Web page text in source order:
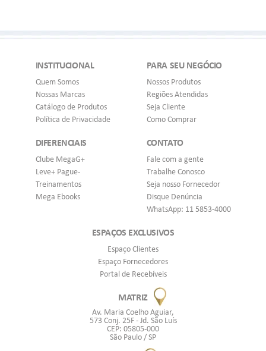
INSTITUCIONAL
Quem Somos
Nossas Marcas
Catálogo de Produtos
Política de Privacidade
PARA SEU NEGÓCIO
Nossos Produtos
Regiões Atendidas
Seja Cliente
Como Comprar
DIFERENCIAIS
Clube MegaG+
Leve+ Pague-
Treinamentos
Mega Ebooks
CONTATO
Fale com a gente
Trabalhe Conosco
Seja nosso Fornecedor
Disque Denúncia
WhatsApp: 11 5853-4000
ESPAÇOS EXCLUSIVOS
Espaço Clientes
Espaço Fornecedores
Portal de Recebíveis
MATRIZ
Av. Maria Coelho Aguiar,
573 Conj. 25F - Jd. São Luís
CEP: 05805-000
São Paulo / SP